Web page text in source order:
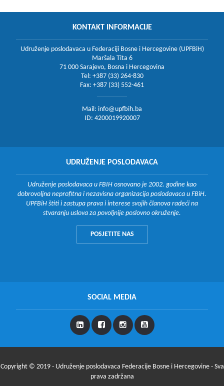
KONTAKT INFORMACIJE
Udruženje poslodavaca u Federaciji Bosne i Hercegovine (UPFBiH)
Maršala Tita 6
71 000 Sarajevo, Bosna i Hercegovina
Tel: +387 (33) 264-830
Fax: +387 (33) 552-461
Mail: info@upfbih.ba
ID: 4200019920007
UDRUŽENJE POSLODAVACA
Udruženje poslodavaca u FBIH osnovano je 2002. godine kao
dobrovoljna neprofitna i nezavisna organizacija poslodavaca u FBiH.
UPFBiH štiti i zastupa prava i interese svojih članova radeći na
stvaranju uslova za povoljnije poslovno okruženje.
POSJETITE NAS
SOCIAL MEDIA
Copyright © 2019 - Udruženje poslodavaca Federacije Bosne i Hercegovine - Sva
prava zadržana